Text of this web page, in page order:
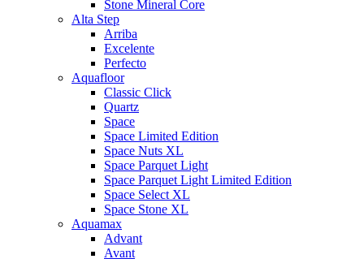
Stone Mineral Core
Alta Step
Arriba
Excelente
Perfecto
Aquafloor
Classic Click
Quartz
Space
Space Limited Edition
Space Nuts XL
Space Parquet Light
Space Parquet Light Limited Edition
Space Select XL
Space Stone XL
Aquamax
Advant
Avant